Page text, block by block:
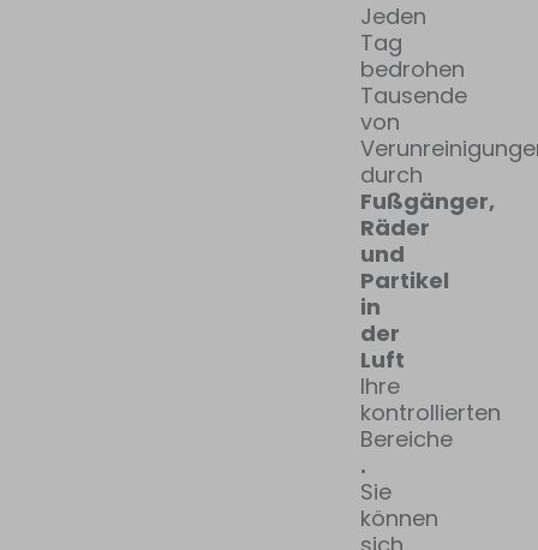
Jeden
Tag
bedrohen
Tausende
von
durch
Fußgänger,
Räder
und
Partikel
in
der
Luft
Ihre
kontrollierten
Bereiche
.
Sie
können